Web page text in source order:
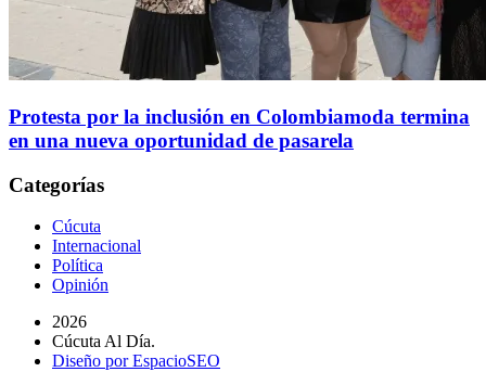
Protesta por la inclusión en Colombiamoda termina
en una nueva oportunidad de pasarela
Categorías
Cúcuta
Internacional
Política
Opinión
2026
Cúcuta Al Día.
Diseño por EspacioSEO